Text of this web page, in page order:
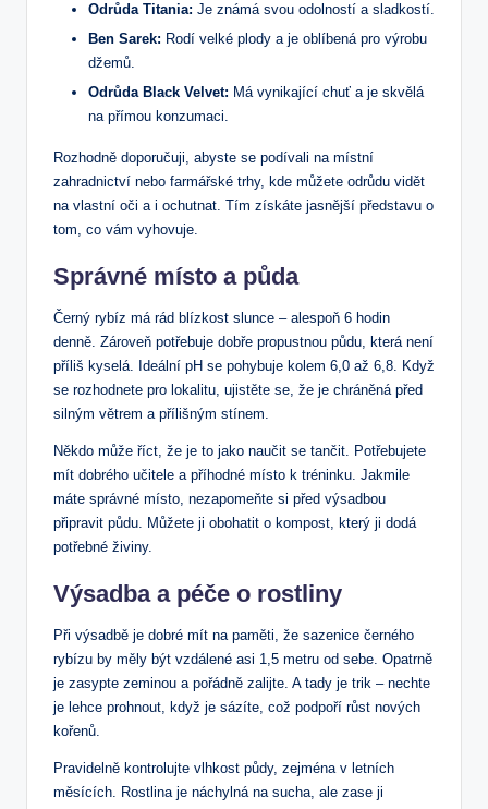
Odrůda Titania: Je známá svou odolností a sladkostí.
Ben Sarek: Rodí velké plody a je oblíbená pro výrobu
džemů.
Odrůda Black Velvet: Má vynikající chuť a je skvělá
na přímou konzumaci.
Rozhodně doporučuji, abyste se podívali na místní
zahradnictví nebo farmářské trhy, kde můžete odrůdu vidět
na vlastní oči a i ochutnat. Tím získáte jasnější představu o
tom, co vám vyhovuje.
Správné místo a půda
Černý rybíz má rád blízkost slunce – alespoň 6 hodin
denně. Zároveň potřebuje dobře propustnou půdu, která není
příliš kyselá. Ideální pH se pohybuje kolem 6,0 až 6,8. Když
se rozhodnete pro lokalitu, ujistěte se, že je chráněná před
silným větrem a přílišným stínem.
Někdo může říct, že je to jako naučit se tančit. Potřebujete
mít dobrého učitele a příhodné místo k tréninku. Jakmile
máte správné místo, nezapomeňte si před výsadbou
připravit půdu. Můžete ji obohatit o kompost, který ji dodá
potřebné živiny.
Výsadba a péče o rostliny
Při výsadbě je dobré mít na paměti, že sazenice černého
rybízu by měly být vzdálené asi 1,5 metru od sebe. Opatrně
je zasypte zeminou a pořádně zalijte. A tady je trik – nechte
je lehce prohnout, když je sázíte, což podpoří růst nových
kořenů.
Pravidelně kontrolujte vlhkost půdy, zejména v letních
měsících. Rostlina je náchylná na sucha, ale zase ji